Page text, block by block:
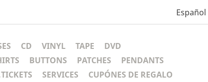
Español
CD VINYL TAPE
DVD
BUTTONS PATCHES
PENDANTS
SERVICES
CUPÓNES DE REGALO